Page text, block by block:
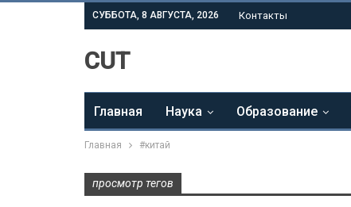
СУББОТА, 8 АВГУСТА, 2026 Контакты
CUT
Главная Наука Образование
Главная #китай
просмотр тегов